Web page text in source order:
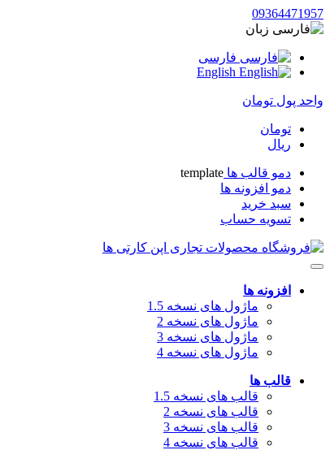
09364471957
زبان
فارسی
واحد پول تومان
تومان
ریال
دمو قالب ها template
دمو افزونه ها
سبد خرید
تسویه حساب
افزونه ها
ماژول های نسخه 1.5
ماژول های نسخه 2
ماژول های نسخه 3
ماژول های نسخه 4
قالب ها
قالب های نسخه 1.5
قالب های نسخه 2
قالب های نسخه 3
قالب های نسخه 4